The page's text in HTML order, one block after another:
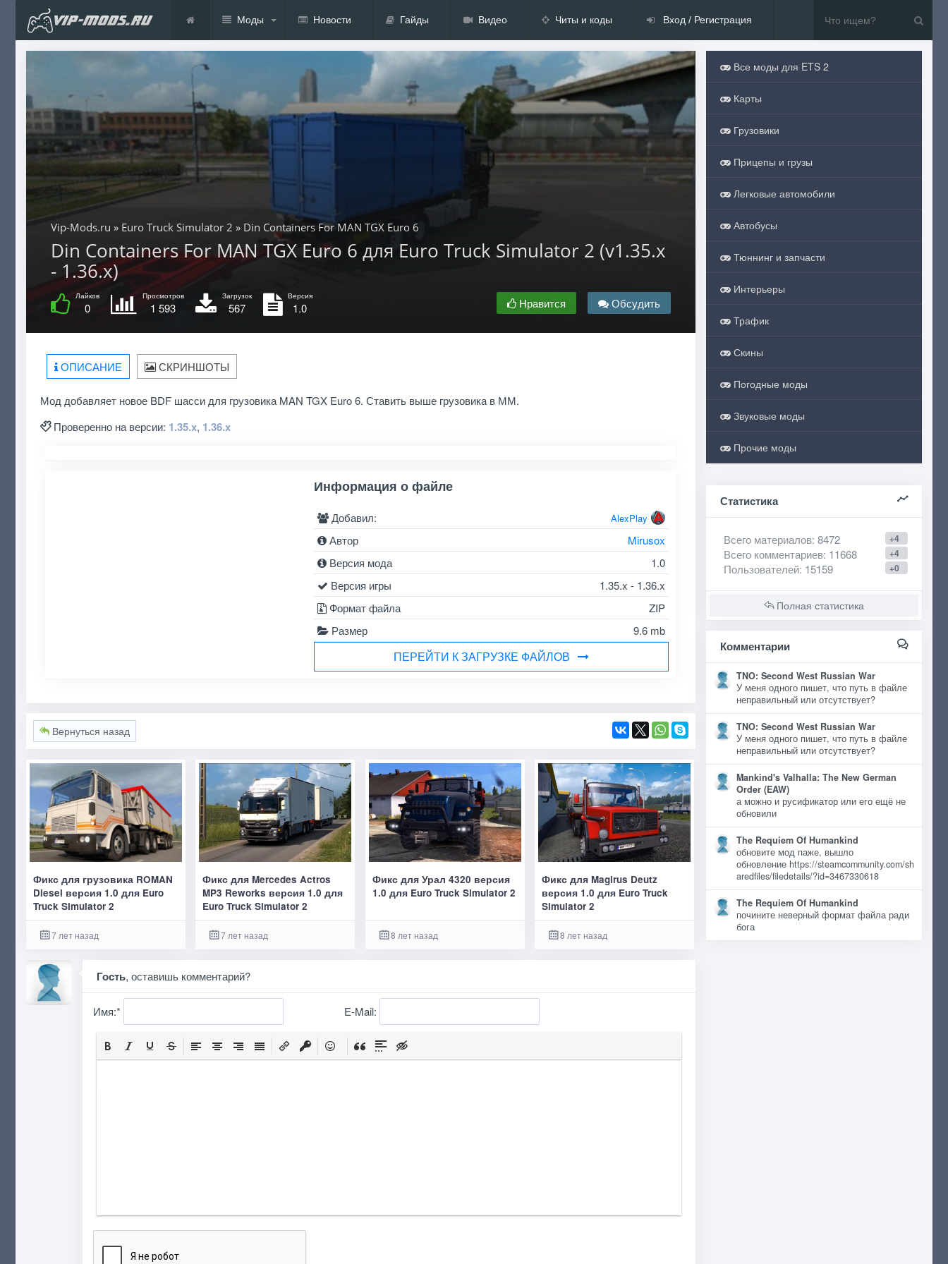
Моды Новости Гайды Видео Читы и коды Вход / Регистрация
Vip-Mods.ru » Euro Truck Simulator 2 » Din Containers For MAN TGX Euro 6
Din Containers For MAN TGX Euro 6 для Euro Truck Simulator 2 (v1.35.x
- 1.36.x)
Лайков
0
Просмотров
1 593
Загрузок
567
Версия
1.0 Нравится Обсудить
ОПИСАНИЕ СКРИНШОТЫ
Мод добавляет новое BDF шасси для грузовика MAN TGX Euro 6. Ставить выше грузовика в ММ.
Проверенно на версии: 1.35.x, 1.36.x
Информация о файле
Добавил: AlexPlay
Автор
Mirusox
Версия мода
1.0
Версия игры
1.35.x - 1.36.x
Формат файла
ZIP
Размер
9.6 mb
ПЕРЕЙТИ К ЗАГРУЗКЕ ФАЙЛОВ
Вернуться назад
Фикс для грузовика ROMAN
Diesel версия 1.0 для Euro
Truck Simulator 2
7 лет назад
Фикс для Mercedes Actros
MP3 Reworks версия 1.0 для
Euro Truck Simulator 2
7 лет назад
Фикс для Урал 4320 версия
1.0 для Euro Truck Simulator 2
8 лет назад
Фикс для Magirus Deutz
версия 1.0 для Euro Truck
Simulator 2
8 лет назад
Гость, оставишь комментарий?
Имя:* E-Mail:
Все моды для ETS 2
Карты
Грузовики
Прицепы и грузы
Легковые автомобили
Автобусы
Тюннинг и запчасти
Интерьеры
Трафик
Скины
Погодные моды
Звуковые моды
Прочие моды
Статистика
+4
Всего материалов: 8472
+4
Всего комментариев: 11668
+0
Пользователей: 15159
Полная статистика
Комментарии
TNO: Second West Russian War
У меня одного пишет, что путь в файле
неправильный или отсутствует?
TNO: Second West Russian War
У меня одного пишет, что путь в файле
неправильный или отсутствует?
Mankind's Valhalla: The New German
Order (EAW)
а можно и русификатор или его ещё не
обновили
The Requiem Of Humankind
обновите мод паже, вышло
обновление https://steamcommunity.com/sh
aredfiles/filedetails/?id=3467330618
The Requiem Of Humankind
почините неверный формат файла ради
бога